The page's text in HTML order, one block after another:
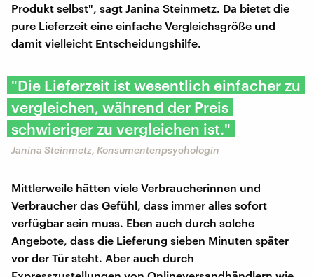
Produkt selbst", sagt Janina Steinmetz. Da bietet die
pure Lieferzeit eine einfache Vergleichsgröße und
damit vielleicht Entscheidungshilfe.
"Die Lieferzeit ist wesentlich einfacher zu
vergleichen, während der Preis
schwieriger zu vergleichen ist."
Janina Steinmetz, Konsumentenpsychologin
Mittlerweile hätten viele Verbraucherinnen und
Verbraucher das Gefühl, dass immer alles sofort
verfügbar sein muss. Eben auch durch solche
Angebote, dass die Lieferung sieben Minuten später
vor der Tür steht. Aber auch durch